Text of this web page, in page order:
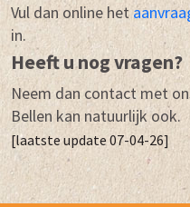
Vul dan online het
in.
Heeft u nog vragen?
Neem dan contact met
Bellen kan natuurlijk ook.
[laatste update 07-04-26]